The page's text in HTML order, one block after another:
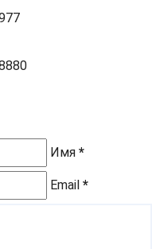
Имя *
Email *